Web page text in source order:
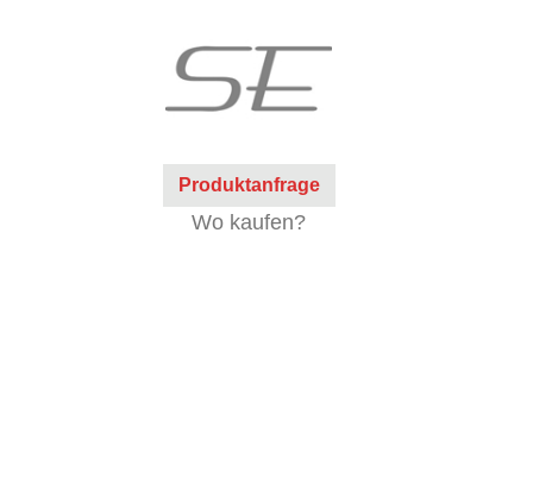
Produktanfrage
Wo kaufen?